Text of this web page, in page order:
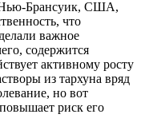
Нью-Брансуик, США,
что
важное
содержится
активному росту
из тархуна вряд
но вот
риск его